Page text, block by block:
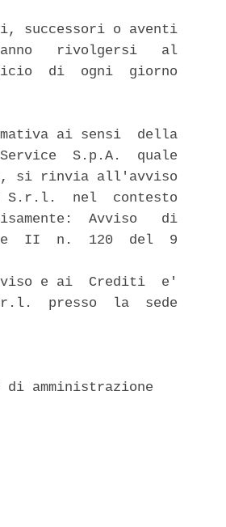
successori o aventi
rivolgersi   al
di  ogni  giorno
ai sensi  della
S.p.A.  quale
si rinvia all'avviso
S.r.l.  nel  contesto
Avviso   di
II  n.  120  del  9
e ai  Crediti  e'
presso  la  sede
di amministrazione